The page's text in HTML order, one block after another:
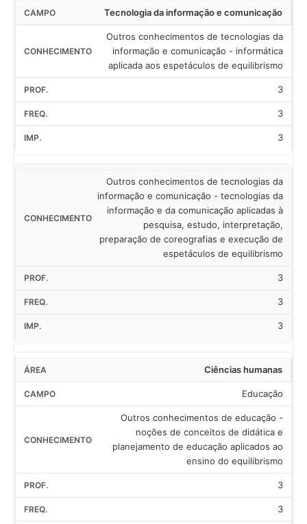
Tecnologia da informação e comunicação
Outros conhecimentos de tecnologias da
informação e comunicação - informática
aplicada aos espetáculos de equilibrismo
3
3
3
Outros conhecimentos de tecnologias da
informação e comunicação - tecnologias da
informação e da comunicação aplicadas à
pesquisa, estudo, interpretação,
preparação de coreografias e execução de
espetáculos de equilibrismo
3
3
3
Ciências humanas
Educação
Outros conhecimentos de educação -
noções de conceitos de didática e
planejamento de educação aplicados ao
ensino do equilibrismo
3
3